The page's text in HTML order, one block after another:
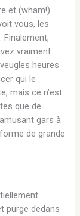
et (wham!)
vous, les
vraiment
heures
qui le
mais ce n’est
que de
gars à
de grande
purge dedans